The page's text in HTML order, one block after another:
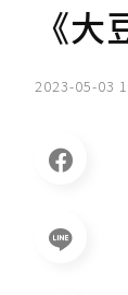
《
2023-05-03